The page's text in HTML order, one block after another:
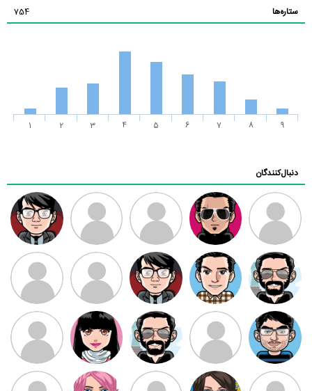
ستاره‌ها 754
1 2 3 4 5 6 7 8 9
دنبال‌کنندگان
ممدرضا رضا کاظمی زهرا ~ ابتین
سید محمد
موسوی
مهدی فرهمند مهدی سلطانی داود رضیی
طرفدار میلی
بابی براون
کیوان کیانی
سامان راحمی امیردلتا امیروو ملیکا منتظری عارفه داستانپور